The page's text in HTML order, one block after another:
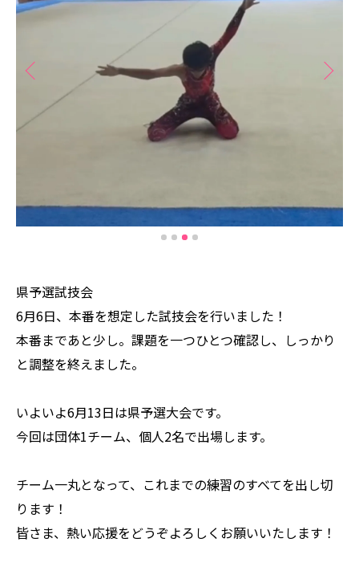
県予選試技会
6月6日、本番を想定した試技会を行いました！
本番まであと少し。課題を一つひとつ確認し、しっかり
と調整を終えました。
いよいよ6月13日は県予選大会です。
今回は団体1チーム、個人2名で出場します。
チーム一丸となって、これまでの練習のすべてを出し切
ります！
皆さま、熱い応援をどうぞよろしくお願いいたします！